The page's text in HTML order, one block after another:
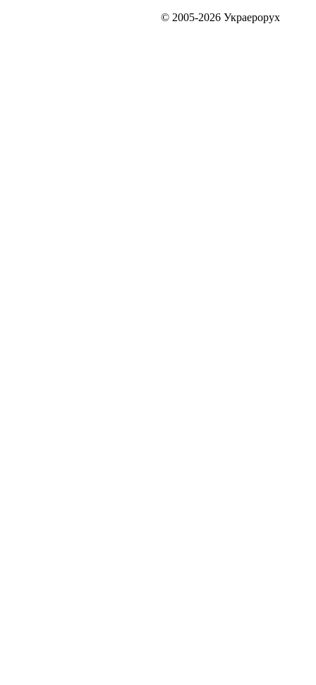
© 2005-2026 Украерорух